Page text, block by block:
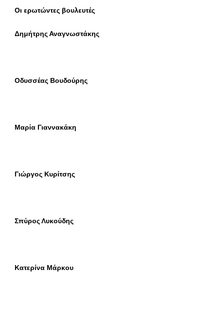
Οι ερωτώντες βουλευτές
Δημήτρης Αναγνωστάκης
Οδυσσέας Βουδούρης
Μαρία Γιαννακάκη
Γιώργος Κυρίτσης
Σπύρος Λυκούδης
Κατερίνα Μάρκου